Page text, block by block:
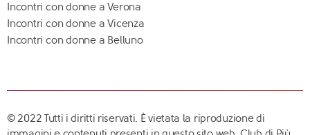
Incontri con donne a Verona
Incontri con donne a Vicenza
Incontri con donne a Belluno
© 2022 Tutti i diritti riservati. È vietata la riproduzione di